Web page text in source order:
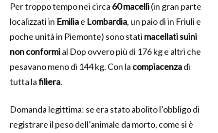
Per troppo tempo nei circa 60 macelli(in gran parte
localizzati in Emiliae Lombardia, un paio di in Friuli e
poche unità in Piemonte) sono stati macellati suini
non conformial Dop ovvero più di 176 kg e altri che
pesavano meno di 144 kg. Con la compiacenzadi
tutta lafiliera.
Domanda legittima: se era stato abolito l’obbligo di
registrare il peso dell’animale da morto, come si è